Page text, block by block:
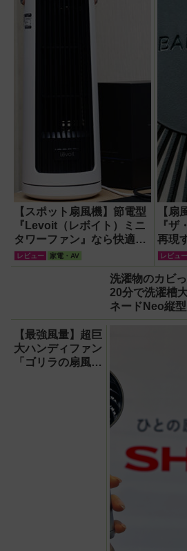
【スポット扇風機】節電型
『Levoit（レボイト）ミニ
タワーファン』なら快適・
安全・静音・コンパクトで
移動も簡単！【猛暑・酷暑
レビュー 家電・AV
【扇
『ザ
再現
てい
レビュー
洗濯物のカビ
20分で洗濯槽
ネードNeo縦
かった消臭効果
【最強風量】超巨
大ハンディファン
「ゴリラの扇風